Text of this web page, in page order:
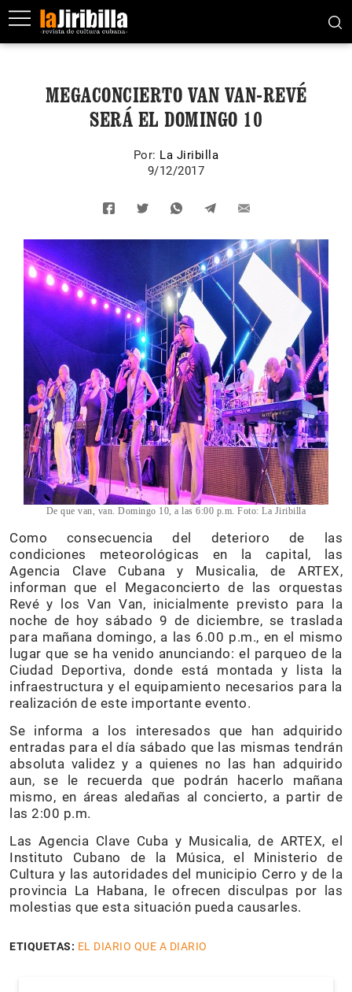
MEGACONCIERTO VAN VAN-REVÉ
SERÁ EL DOMINGO 10
Por: La Jiribilla
9/12/2017
De que van, van. Domingo 10, a las 6:00 p.m. Foto: La Jiribilla
Como consecuencia del deterioro de las
condiciones meteorológicas en la capital, las
Agencia Clave Cubana y Musicalia, de ARTEX,
informan que el Megaconcierto de las orquestas
Revé y los Van Van, inicialmente previsto para la
noche de hoy sábado 9 de diciembre, se traslada
para mañana domingo, a las 6.00 p.m., en el mismo
lugar que se ha venido anunciando: el parqueo de la
Ciudad Deportiva, donde está montada y lista la
infraestructura y el equipamiento necesarios para la
realización de este importante evento.
Se informa a los interesados que han adquirido
entradas para el día sábado que las mismas tendrán
absoluta validez y a quienes no las han adquirido
aun, se le recuerda que podrán hacerlo mañana
mismo, en áreas aledañas al concierto, a partir de
las 2:00 p.m.
Las Agencia Clave Cuba y Musicalia, de ARTEX, el
Instituto Cubano de la Música, el Ministerio de
Cultura y las autoridades del municipio Cerro y de la
provincia La Habana, le ofrecen disculpas por las
molestias que esta situación pueda causarles.
ETIQUETAS: EL DIARIO QUE A DIARIO